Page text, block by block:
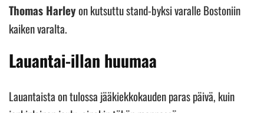
Thomas Harleyon kutsuttu stand-byksi varalle Bostoniin
kaiken varalta.
Lauantai-illan huumaa
Lauantaista on tulossa jääkiekkokauden paras päivä, kuin